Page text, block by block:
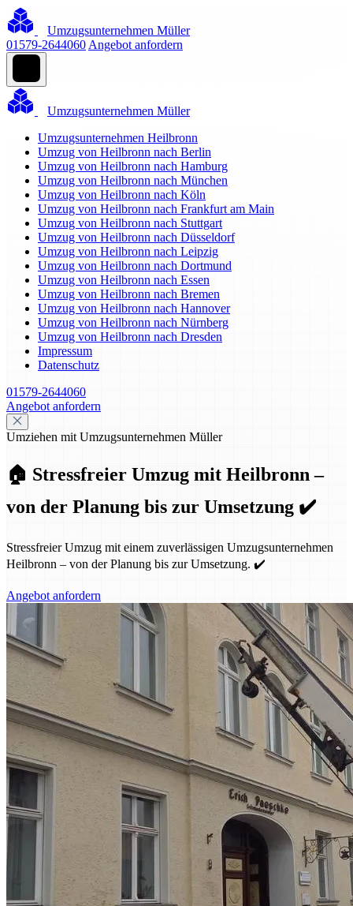
Umzugsunternehmen Müller
01579-2644060 Angebot anfordern
Umzugsunternehmen Müller
Umzugsunternehmen Heilbronn
Umzug von Heilbronn nach Berlin
Umzug von Heilbronn nach Hamburg
Umzug von Heilbronn nach München
Umzug von Heilbronn nach Köln
Umzug von Heilbronn nach Frankfurt am Main
Umzug von Heilbronn nach Stuttgart
Umzug von Heilbronn nach Düsseldorf
Umzug von Heilbronn nach Leipzig
Umzug von Heilbronn nach Dortmund
Umzug von Heilbronn nach Essen
Umzug von Heilbronn nach Bremen
Umzug von Heilbronn nach Hannover
Umzug von Heilbronn nach Nürnberg
Umzug von Heilbronn nach Dresden
Impressum
Datenschutz
01579-2644060
Angebot anfordern
Umziehen mit Umzugsunternehmen Müller
🏠 Stressfreier Umzug mit Heilbronn –
von der Planung bis zur Umsetzung ✔️
Stressfreier Umzug mit einem zuverlässigen Umzugsunternehmen
Heilbronn – von der Planung bis zur Umsetzung. ✔️
Angebot anfordern